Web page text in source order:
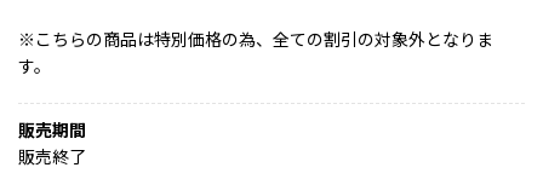
※こちらの商品は特別価格の為、全ての割引の対象外となりま
す。
販売期間
販売終了